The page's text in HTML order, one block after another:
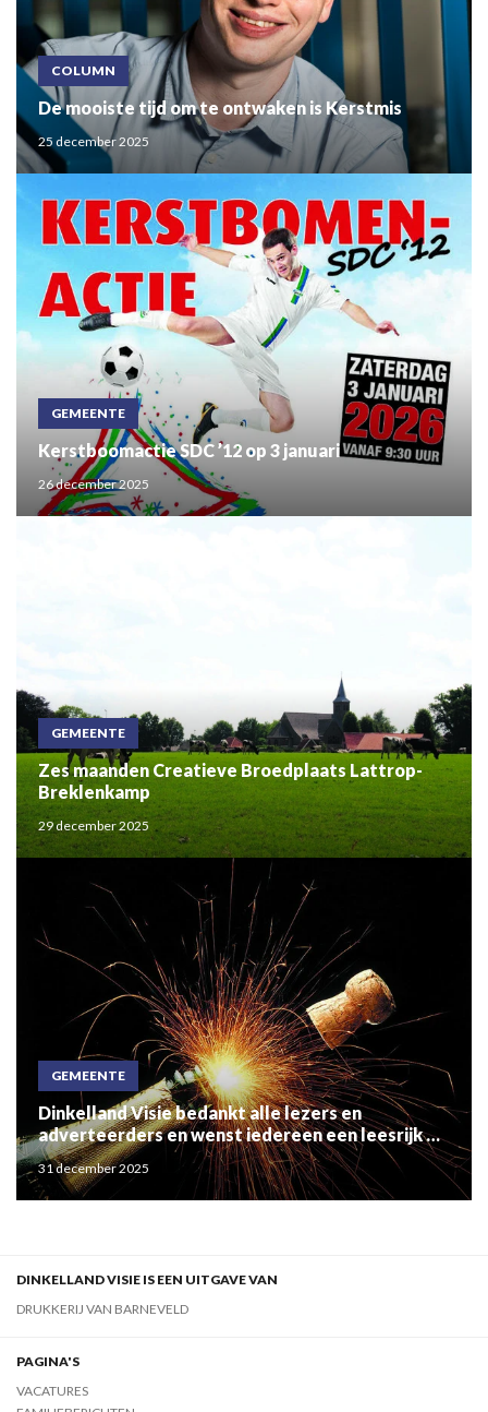
COLUMN
De mooiste tijd om te ontwaken is Kerstmis
25 december 2025
GEMEENTE
Kerstboomactie SDC ’12 op 3 januari
26 december 2025
GEMEENTE
Zes maanden Creatieve Broedplaats Lattrop-
Breklenkamp
29 december 2025
GEMEENTE
Dinkelland Visie bedankt alle lezers en
adverteerders en wenst iedereen een leesrijk en
gezond 2026!
31 december 2025
DINKELLAND VISIE IS EEN UITGAVE VAN
DRUKKERIJ VAN BARNEVELD
PAGINA'S
VACATURES